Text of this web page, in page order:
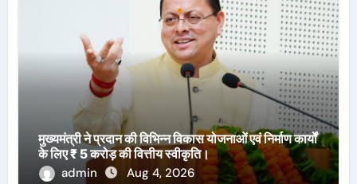
मुख्यमंत्री ने प्रदान की विभिन्न विकास योजनाओं एवं निर्माण कार्यों
के लिए ₹ 5 करोड़ की वित्तीय स्वीकृति।
admin
Aug 4, 2026